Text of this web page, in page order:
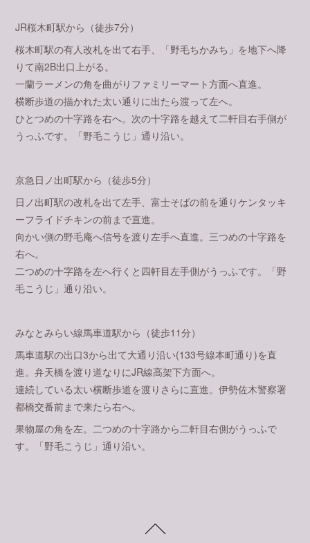
JR桜木町駅から（徒歩7分）
桜木町駅の有人改札を出て右手、「野毛ちかみち」を地下へ降
りて南2B出口上がる。
一蘭ラーメンの角を曲がりファミリーマート方面へ直進。
横断歩道の描かれた太い通りに出たら渡って左へ。
ひとつめの十字路を右へ。次の十字路を越えて二軒目右手側が
うっふです。「野毛こうじ」通り沿い。
京急日ノ出町駅から（徒歩5分）
日ノ出町駅の改札を出て左手、富士そばの前を通りケンタッキ
ーフライドチキンの前まで直進。
向かい側の野毛庵へ信号を渡り左手へ直進。三つめの十字路を
右へ。
二つめの十字路を左へ行くと四軒目左手側がうっふです。「野
毛こうじ」通り沿い。
みなとみらい線馬車道駅から（徒歩11分）
馬車道駅の出口3から出て大通り沿い(133号線本町通り)を直
進。弁天橋を渡り道なりにJR線高架下方面へ。
連続している太い横断歩道を渡りさらに直進。伊勢佐木警察署
都橋交番前まで来たら右へ。
果物屋の角を左。二つめの十字路から二軒目右側がうっふで
す。「野毛こうじ」通り沿い。